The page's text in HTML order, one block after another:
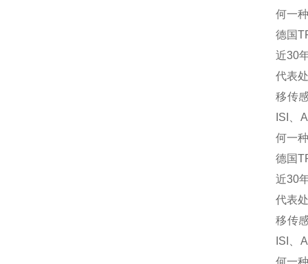
何一
德国
近30
代表
移传
ISI、
何一
德国
近30
代表
移传
ISI、
何一